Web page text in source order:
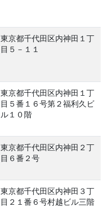
東京都千代田区内神田１丁
目５－１１
東京都千代田区内神田１丁
目５番１６号第２福利久ビ
ル１０階
東京都千代田区内神田２丁
目６番２号
東京都千代田区内神田３丁
目２１番６号村越ビル三階